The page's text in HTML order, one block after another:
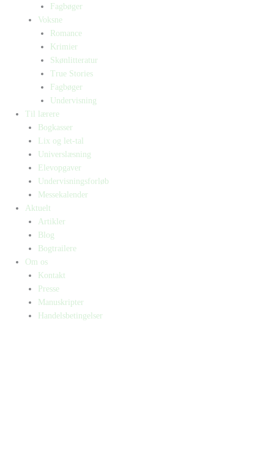
Fagbøger
Voksne
Romance
Krimier
Skønlitteratur
True Stories
Fagbøger
Undervisning
Til lærere
Bogkasser
Lix og let-tal
Universlæsning
Elevopgaver
Undervisningsforløb
Messekalender
Aktuelt
Artikler
Blog
Bogtrailere
Om os
Kontakt
Presse
Manuskripter
Handelsbetingelser